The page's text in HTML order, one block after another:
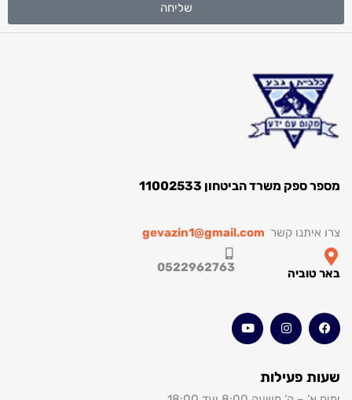
שליחה
מספר ספק משרד הביטחון 11002533
צרו איתנו קשר
באר טוביה 0522962763
שעות פעילות